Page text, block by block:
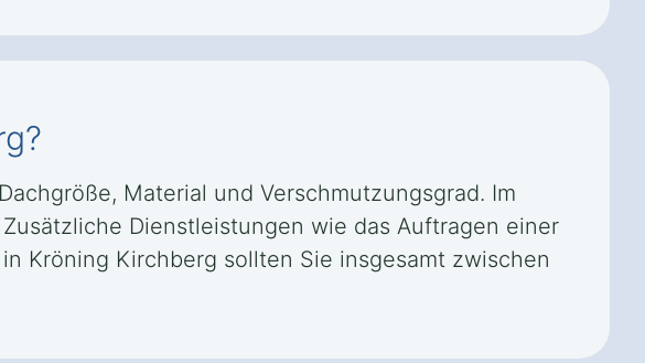
Material und Verschmutzungsgrad. Im
Dienstleistungen wie das Auftragen einer
Kröning Kirchberg sollten Sie insgesamt zwischen